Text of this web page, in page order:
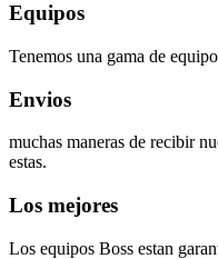
Equipos
Tenemos una gama de
Envios
muchas maneras de recibir
estas.
Los mejores
Los equipos Boss estan